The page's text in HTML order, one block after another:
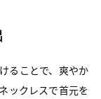
ることで、爽やか
ックレスで首元を